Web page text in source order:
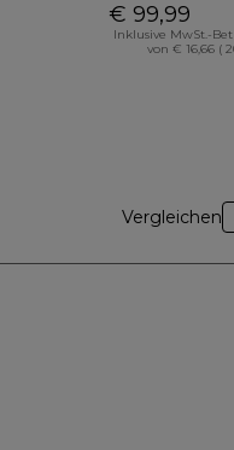
€ 99,99
Inklusive MwSt.-
von € 16,66 (
Vergleichen